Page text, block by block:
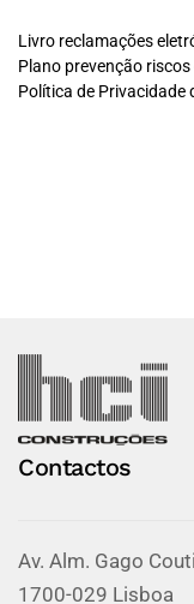
Livro reclamações
Plano prevenção
Política de Privacidade
Contactos
Av. Alm. Gago
1700-029 Lisboa